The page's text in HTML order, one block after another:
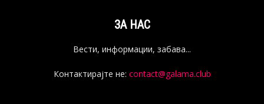
ЗА НАС
Вести, информации, забава...
Контактирајте не: contact@galama.club